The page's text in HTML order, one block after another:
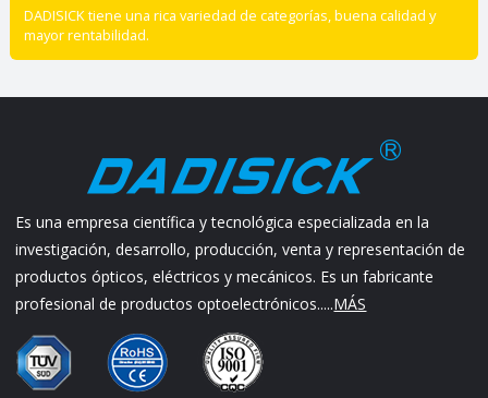
DADISICK tiene una rica variedad de categorías, buena calidad y
mayor rentabilidad.
Es una empresa científica y tecnológica especializada en la
investigación, desarrollo, producción, venta y representación de
productos ópticos, eléctricos y mecánicos. Es un fabricante
profesional de productos optoelectrónicos.....MÁS